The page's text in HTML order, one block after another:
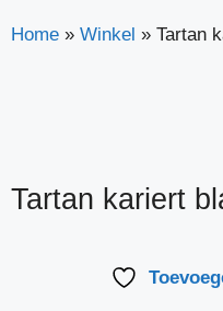
Home » Winkel » Tartan
Tartan kariert